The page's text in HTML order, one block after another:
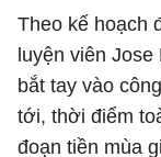
Theo kế hoạch
luyện viên
bắt tay vào
tới, thời điểm
đoạn tiền mùa